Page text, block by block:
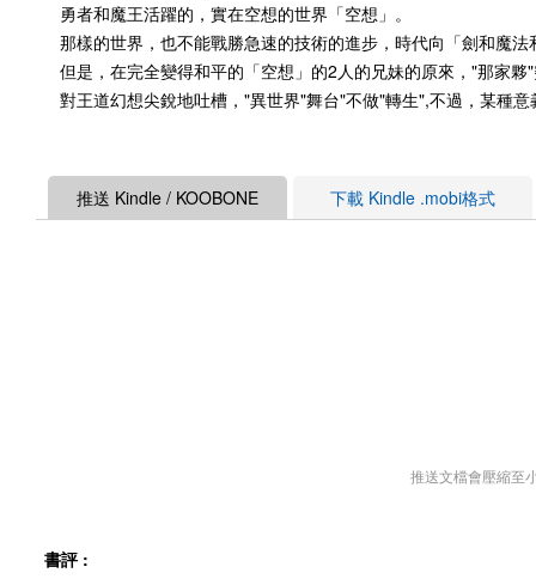
勇者和魔王活躍的，實在空想的世界「空想」。
那樣的世界，也不能戰勝急速的技術的進步，時代向「劍和魔
但是，在完全變得和平的「空想」的2人的兄妹的原來，"那家夥
對王道幻想尖銳地吐槽，"異世界"舞台"不做"轉生",不過，某種
推送 Kindle / KOOBONE 下載 Kindle .mobi格式
推送文檔會壓縮至
書評 :